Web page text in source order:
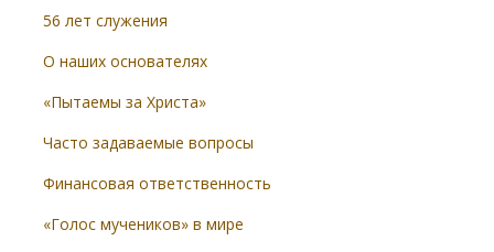
56 лет служения
О наших основателях
«Пытаемы за Христа»
Часто задаваемые вопросы
Финансовая ответственность
«Голос мучеников» в мире